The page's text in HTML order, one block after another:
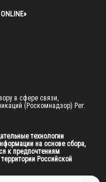
в сфере связи,
(Роскомнадзор) Рег.
технологии
на основе сбора,
к предпочтениям
Российской